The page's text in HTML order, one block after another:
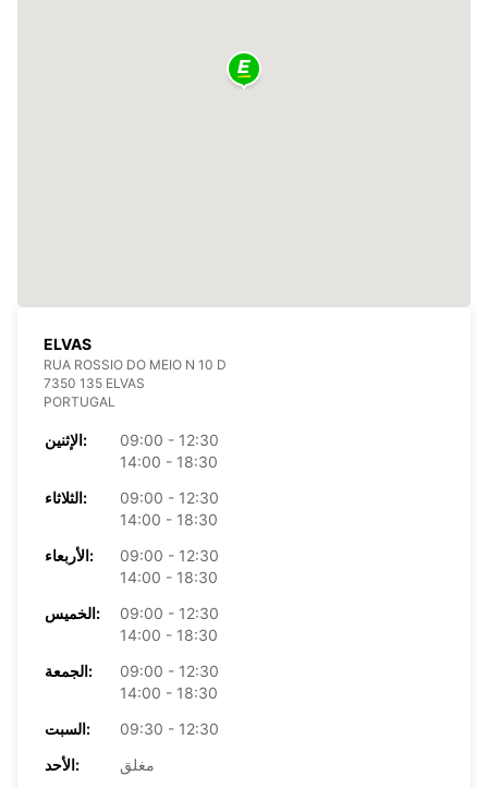
ELVAS
RUA ROSSIO DO MEIO N 10 D
7350 135 ELVAS
PORTUGAL
الإثنين:
09:00 - 12:30
14:00 - 18:30
الثلاثاء:
09:00 - 12:30
14:00 - 18:30
الأربعاء:
09:00 - 12:30
14:00 - 18:30
الخميس:
09:00 - 12:30
14:00 - 18:30
الجمعة:
09:00 - 12:30
14:00 - 18:30
السبت:
09:30 - 12:30
الأحد:
مغلق